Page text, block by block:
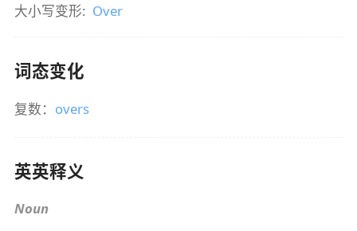
大小写变形: Over
词态变化
复数： overs
英英释义
Noun